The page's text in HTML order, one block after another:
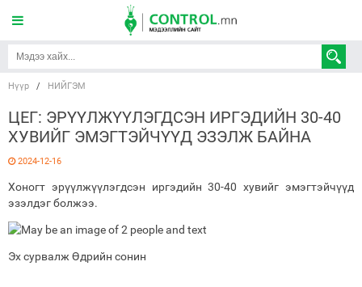
Нүүр / НИЙГЭМ
ЦЕГ: ЭРҮҮЛЖҮҮЛЭГДСЭН ИРГЭДИЙН 30-40
ХУВИЙГ ЭМЭГТЭЙЧҮҮД ЭЗЭЛЖ БАЙНА
2024-12-16
Хоногт эрүүлжүүлэгдсэн иргэдийн 30-40 хувийг эмэгтэйчүүд
эзэлдэг болжээ.
Эх сурвалж Өдрийн сонин